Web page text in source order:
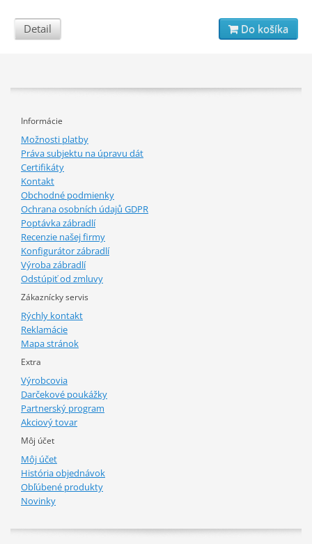
Detail Do košíka
Informácie
Možnosti platby
Práva subjektu na úpravu dát
Certifikáty
Kontakt
Obchodné podmienky
Ochrana osobních údajů GDPR
Poptávka zábradlí
Recenzie našej firmy
Konfigurátor zábradlí
Výroba zábradlí
Odstúpiť od zmluvy
Zákaznícky servis
Rýchly kontakt
Reklamácie
Mapa stránok
Extra
Výrobcovia
Darčekové poukážky
Partnerský program
Akciový tovar
Môj účet
Môj účet
História objednávok
Obľúbené produkty
Novinky